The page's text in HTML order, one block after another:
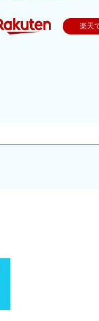
楽天